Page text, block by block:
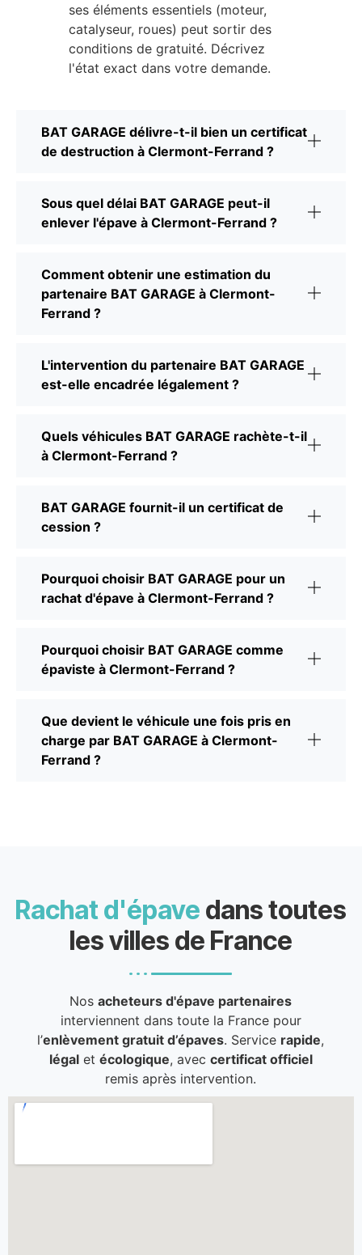
ses éléments essentiels (moteur,
catalyseur, roues) peut sortir des
conditions de gratuité. Décrivez
l'état exact dans votre demande.
BAT GARAGE délivre-t-il bien un certificat
de destruction à Clermont-Ferrand ?
Sous quel délai BAT GARAGE peut-il
enlever l'épave à Clermont-Ferrand ?
Comment obtenir une estimation du
partenaire BAT GARAGE à Clermont-
Ferrand ?
L'intervention du partenaire BAT GARAGE
est-elle encadrée légalement ?
Quels véhicules BAT GARAGE rachète-t-il
à Clermont-Ferrand ?
BAT GARAGE fournit-il un certificat de
cession ?
Pourquoi choisir BAT GARAGE pour un
rachat d'épave à Clermont-Ferrand ?
Pourquoi choisir BAT GARAGE comme
épaviste à Clermont-Ferrand ?
Que devient le véhicule une fois pris en
charge par BAT GARAGE à Clermont-
Ferrand ?
Rachat d'épave dans toutes
les villes de France
Nosacheteurs d'épave partenaires
interviennent dans toute la France pour
l’enlèvement gratuit d’épaves. Service rapide,
légalet écologique, avec certificat officiel
remis après intervention.